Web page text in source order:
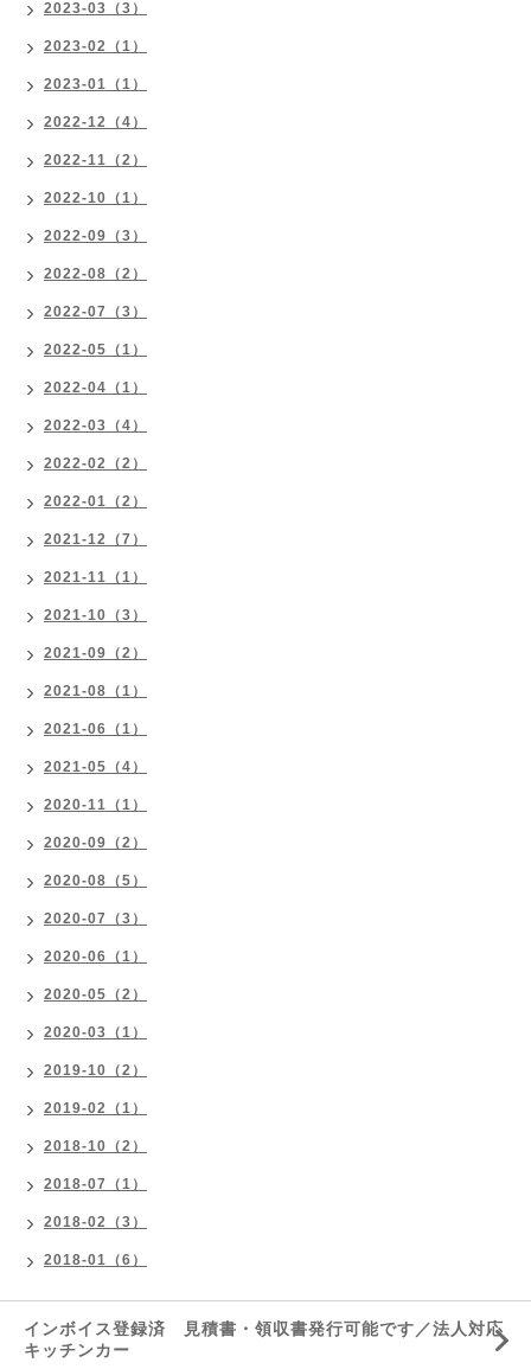
2023-03（3）
2023-02（1）
2023-01（1）
2022-12（4）
2022-11（2）
2022-10（1）
2022-09（3）
2022-08（2）
2022-07（3）
2022-05（1）
2022-04（1）
2022-03（4）
2022-02（2）
2022-01（2）
2021-12（7）
2021-11（1）
2021-10（3）
2021-09（2）
2021-08（1）
2021-06（1）
2021-05（4）
2020-11（1）
2020-09（2）
2020-08（5）
2020-07（3）
2020-06（1）
2020-05（2）
2020-03（1）
2019-10（2）
2019-02（1）
2018-10（2）
2018-07（1）
2018-02（3）
2018-01（6）
インボイス登録済 見積書・領収書発行可能です／法人対応
キッチンカー